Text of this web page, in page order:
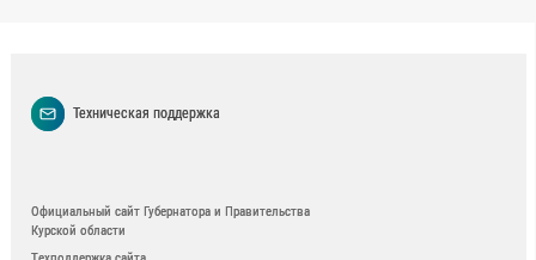
Техническая поддержка
Официальный сайт Губернатора и Правительства
Курской области